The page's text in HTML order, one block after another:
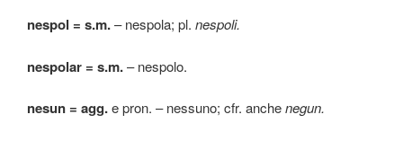
nespol = s.m.– nespola; pl. nespoli.
nespolar = s.m.– nespolo.
nesun = agg.e pron. – nessuno; cfr. anchenegun.